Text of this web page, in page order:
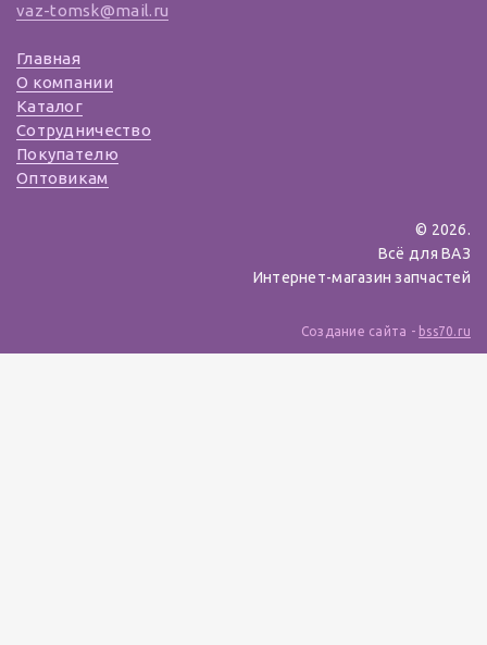
vaz-tomsk@mail.ru
Главная
О компании
Каталог
Сотрудничество
Покупателю
Оптовикам
© 2026.
Всё для ВАЗ
Интернет-магазин запчастей
Создание сайта - bss70.ru